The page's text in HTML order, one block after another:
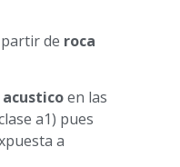
de roca
en las
a1) pues
a